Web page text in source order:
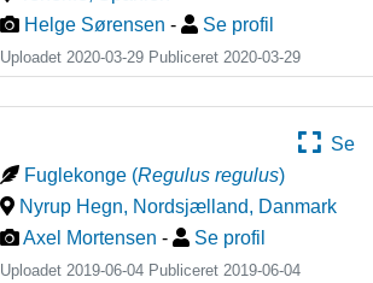
Helge Sørensen - Se profil
Uploadet 2020-03-29 Publiceret 2020-03-29
Se
Fuglekonge (Regulus regulus)
Nyrup Hegn, Nordsjælland, Danmark
Axel Mortensen - Se profil
Uploadet 2019-06-04 Publiceret 2019-06-04